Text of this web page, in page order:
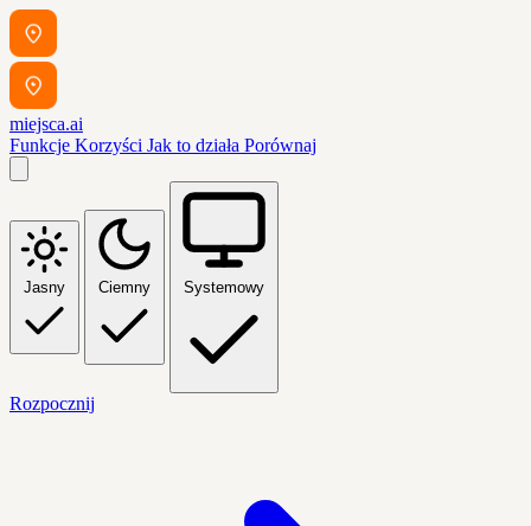
miejsca.ai
Funkcje Korzyści Jak to działa Porównaj
Jasny Ciemny Systemowy
Rozpocznij